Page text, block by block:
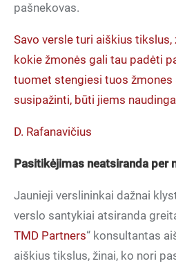
pašnekovas.
Savo versle turi aiškius
kokie žmonės gali tau padėti
tuomet stengiesi tuos žmones
susipažinti, būti jiems
D. Rafanavičius
Pasitikėjimas neatsiranda per
Jaunieji verslininkai dažnai
verslo santykiai atsiranda
TMD Partners“ konsultantas
aiškius tikslus, žinai, ko nori